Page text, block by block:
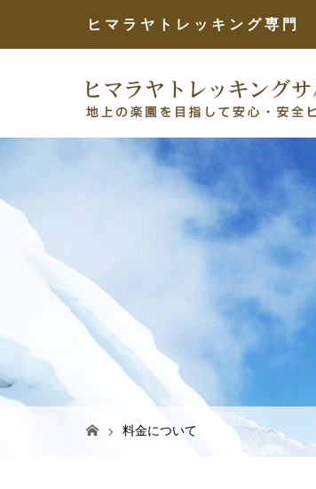
ヒマラヤトレッキング専門
料金について